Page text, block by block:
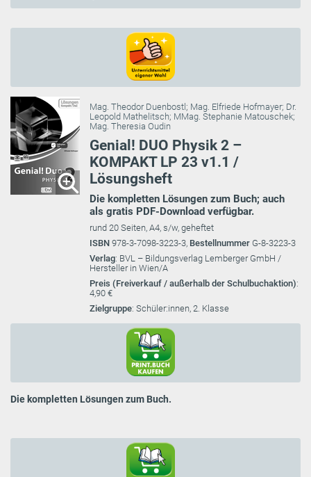
Mag. Theodor Duenbostl ; Mag. Elfriede Hofmayer; Dr.
Leopold Mathelitsch; MMag. Stephanie Matouschek;
Mag. Theresia Oudin
Genial! DUO Physik 2 –
KOMPAKT LP 23 v1.1 /
Lösungsheft
Die kompletten Lösungen zum Buch; auch
als gratis PDF-Download verfügbar.
rund 20 Seiten, A4, s/w, geheftet
ISBN 978-3-7098-3223-3, Bestellnummer G-8-3223-3
Verlag: BVL – Bildungsverlag Lemberger GmbH /
Hersteller in Wien/A
Preis (Freiverkauf / außerhalb der Schulbuchaktion):
4,90 €
Zielgruppe: Schüler:innen, 2. Klasse
Die kompletten Lösungen zum Buch.